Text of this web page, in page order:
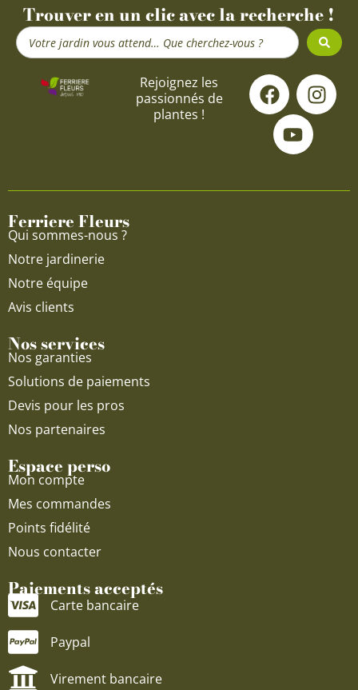
Trouver en un clic avec la recherche !
Search
...
Rejoignez les
passionnés de
plantes !
F
a
c
e
o
I
n
s
g
Y
o
u
t
u
b
Ferriere Fleurs
Qui sommes-nous ?
Notre jardinerie
Notre équipe
Avis clients
Nos services
Nos garanties
Solutions de paiements
Devis pour les pros
Nos partenaires
Espace perso
Mon compte
Mes commandes
Points fidélité
Nous contacter
Paiements acceptés
Carte bancaire
Paypal
Virement bancaire